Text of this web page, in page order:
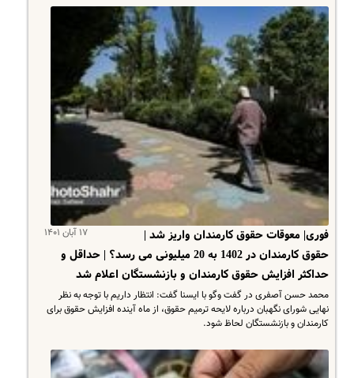
۱۷ آبان ۱۴۰۱
فوری| معوقات حقوق کارمندان واریز شد |
حقوق کارمندان در 1402 به 20 میلیونی می رسد؟ | حداقل و
حداکثر افزایش حقوق کارمندان و بازنشستگان اعلام شد
محمد حسن آصفری در گفت وگو با ایسنا گفت: انتظار داریم با توجه به نظر
نهایی شورای نگهبان درباره لایحه ترمیم حقوق، از ماه آینده افزایش حقوق برای
کارمندان و بازنشستگان لحاظ شود.